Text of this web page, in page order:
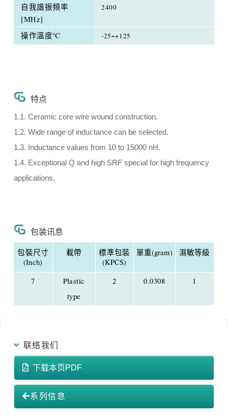
自我諧振頻率
[MHz]
2400
操作溫度℃ -25~+125
特点
1.1. Ceramic core wire wound construction.
1.2. Wide range of inductance can be selected.
1.3. Inductance values from 10 to 15000 nH.
1.4. Exceptional Q and high SRF special for high frequency
applications.
包装讯息
包裝尺寸
(Inch)
載帶
標準包裝
(KPCS)
單重(gram) 濕敏等級
7
Plastic
type
2 0.0308 1
联络我们
下载本页PDF
系列信息